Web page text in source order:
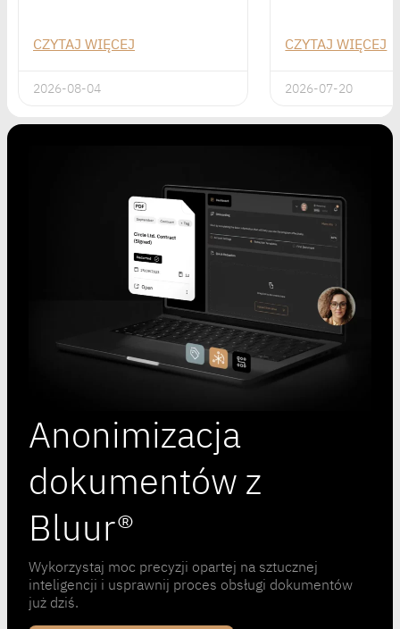
CZYTAJ WIĘCEJ
2026-08-04
CZYTAJ WIĘCEJ
2026-07-20
Anonimizacja
dokumentów z
Bluur®
Wykorzystaj moc precyzji opartej na sztucznej
inteligencji i usprawnij proces obsługi dokumentów
już dziś.